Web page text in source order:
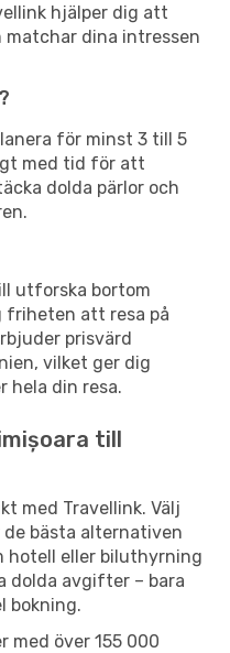
hjälper dig att
matchar dina intressen
för minst 3 till 5
med tid för att
dolda pärlor och
utforska bortom
friheten att resa på
prisvärd
vilket ger dig
hela din resa.
till
med Travellink. Välj
bästa alternativen
hotell eller biluthyrning
dolda avgifter – bara
bokning.
med över 155 000